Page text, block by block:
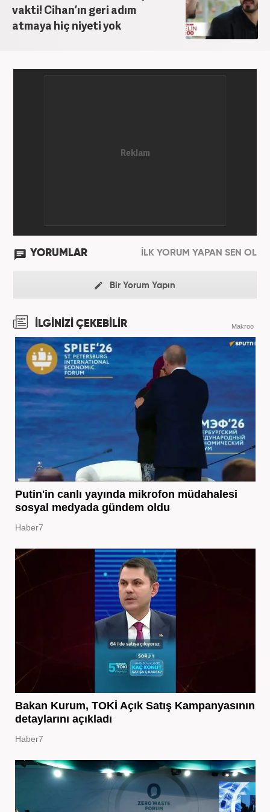
vakti! Cihan’ın geri adım
atmaya hiç niyeti yok
YORUMLAR İLK YORUM YAPAN SEN OL
Bir Yorum Yapın
İLGİNİZİ ÇEKEBİLİR Makroo
Putin'in canlı yayında mikrofon müdahalesi
sosyal medyada gündem oldu
Haber7
Bakan Kurum, TOKİ Açık Satış Kampanyasının
detaylarını açıkladı
Haber7